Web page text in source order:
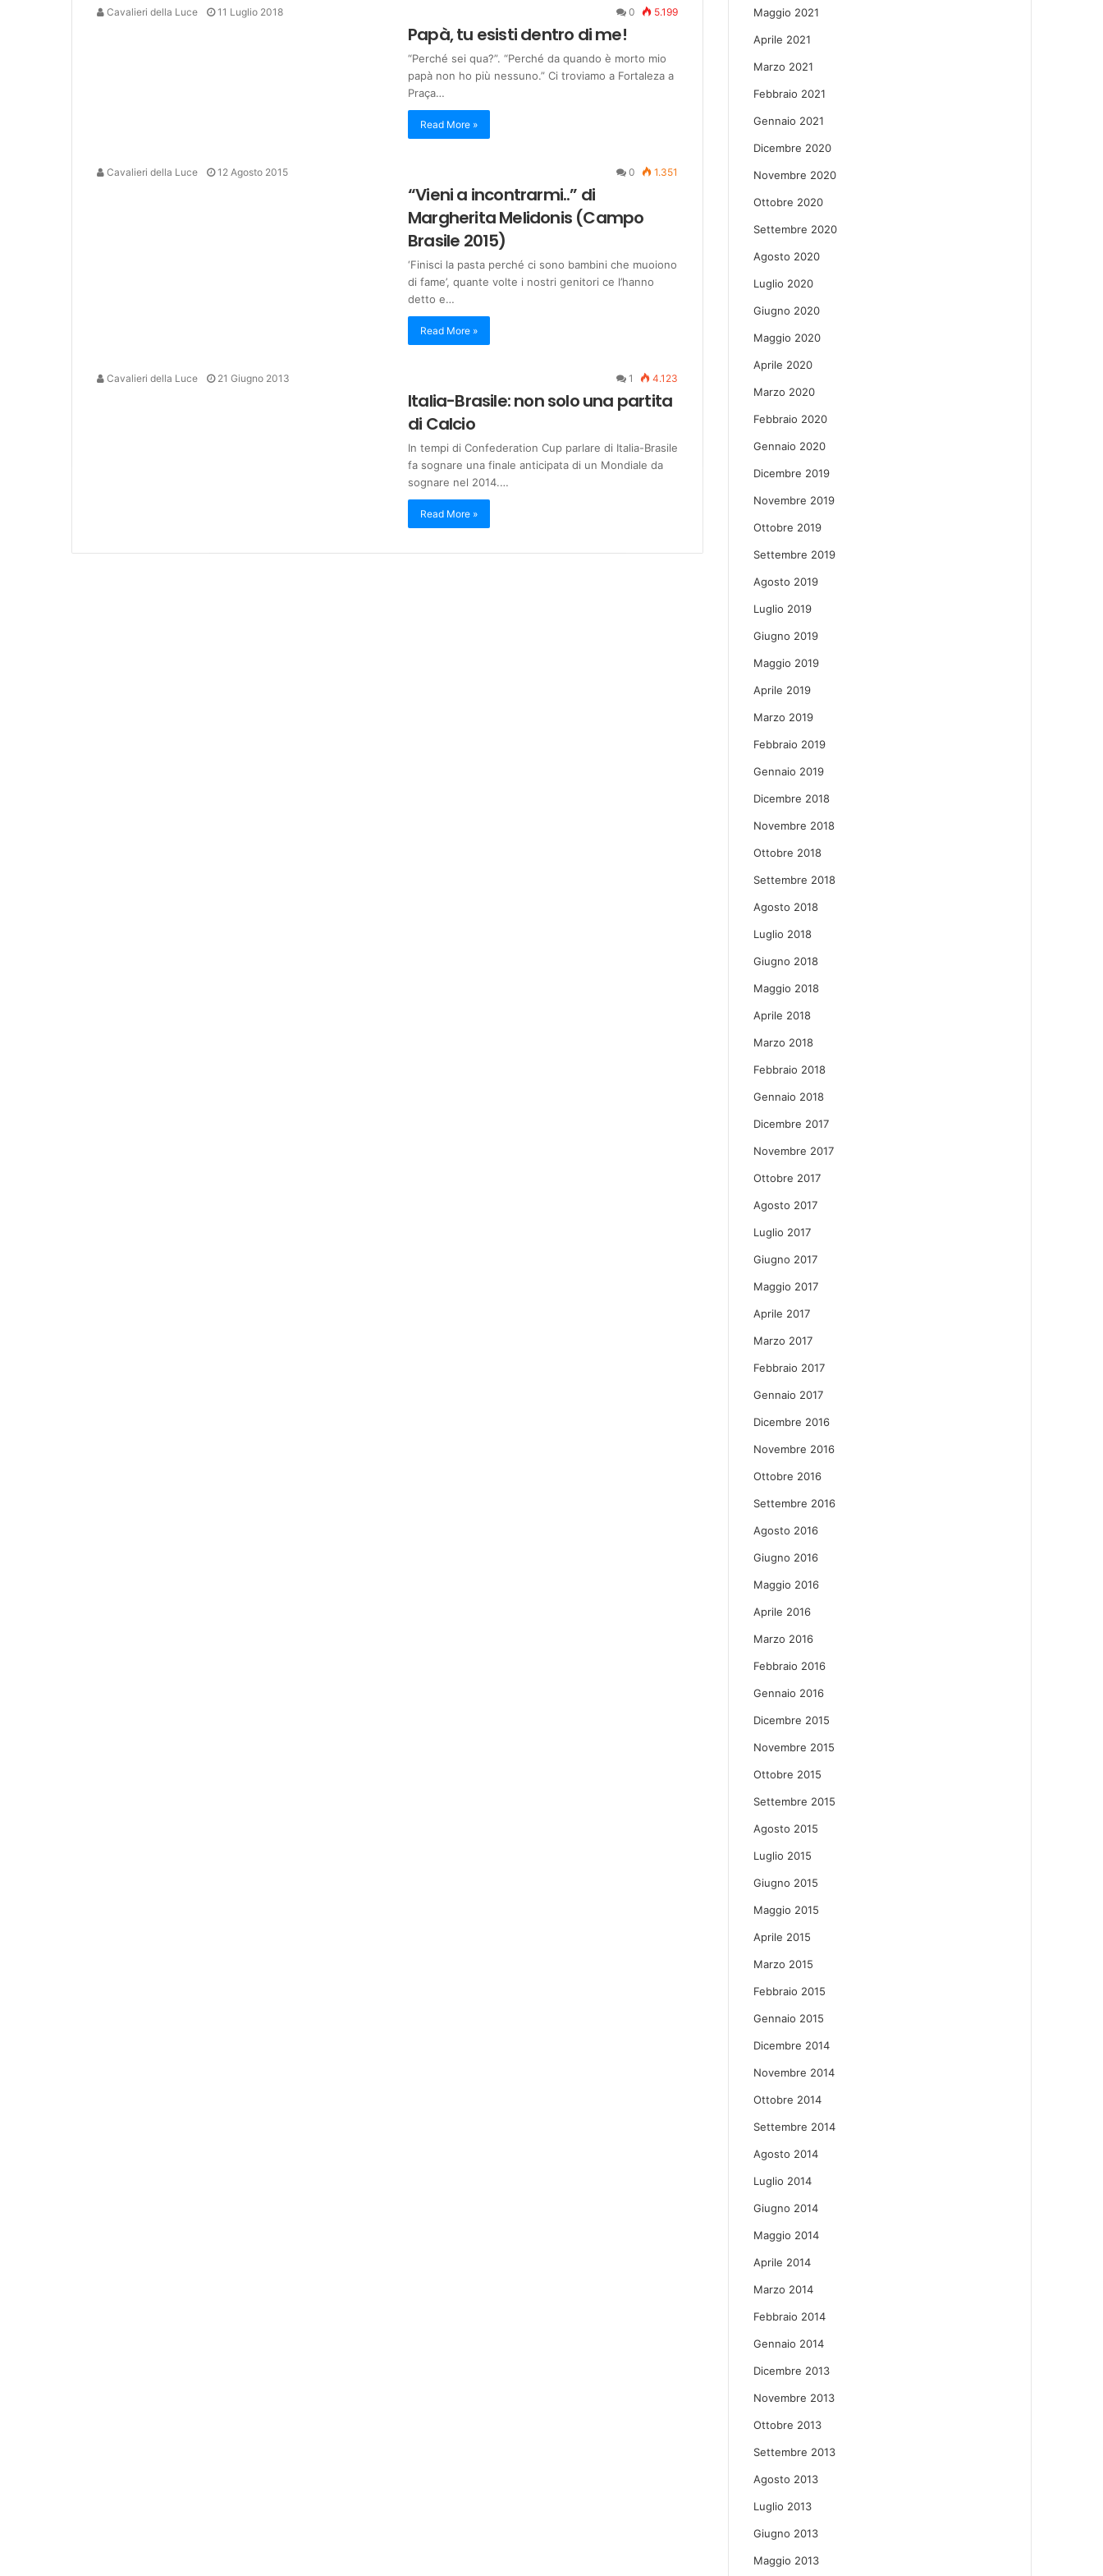
Cavalieri della Luce 11 Luglio 2018 0 5.199
Papà, tu esisti dentro di me!
“Perché sei qua?”. “Perché da quando è morto mio
papà non ho più nessuno.” Ci troviamo a Fortaleza a
Praça…
Read More »
Cavalieri della Luce 12 Agosto 2015 0 1.351
“Vieni a incontrarmi..” di
Margherita Melidonis (Campo
Brasile 2015)
‘Finisci la pasta perché ci sono bambini che muoiono
di fame’, quante volte i nostri genitori ce l’hanno
detto e…
Read More »
Cavalieri della Luce 21 Giugno 2013 1 4.123
Italia-Brasile: non solo una partita
di Calcio
In tempi di Confederation Cup parlare di Italia-Brasile
fa sognare una finale anticipata di un Mondiale da
sognare nel 2014.…
Read More »
Maggio 2021
Aprile 2021
Marzo 2021
Febbraio 2021
Gennaio 2021
Dicembre 2020
Novembre 2020
Ottobre 2020
Settembre 2020
Agosto 2020
Luglio 2020
Giugno 2020
Maggio 2020
Aprile 2020
Marzo 2020
Febbraio 2020
Gennaio 2020
Dicembre 2019
Novembre 2019
Ottobre 2019
Settembre 2019
Agosto 2019
Luglio 2019
Giugno 2019
Maggio 2019
Aprile 2019
Marzo 2019
Febbraio 2019
Gennaio 2019
Dicembre 2018
Novembre 2018
Ottobre 2018
Settembre 2018
Agosto 2018
Luglio 2018
Giugno 2018
Maggio 2018
Aprile 2018
Marzo 2018
Febbraio 2018
Gennaio 2018
Dicembre 2017
Novembre 2017
Ottobre 2017
Agosto 2017
Luglio 2017
Giugno 2017
Maggio 2017
Aprile 2017
Marzo 2017
Febbraio 2017
Gennaio 2017
Dicembre 2016
Novembre 2016
Ottobre 2016
Settembre 2016
Agosto 2016
Giugno 2016
Maggio 2016
Aprile 2016
Marzo 2016
Febbraio 2016
Gennaio 2016
Dicembre 2015
Novembre 2015
Ottobre 2015
Settembre 2015
Agosto 2015
Luglio 2015
Giugno 2015
Maggio 2015
Aprile 2015
Marzo 2015
Febbraio 2015
Gennaio 2015
Dicembre 2014
Novembre 2014
Ottobre 2014
Settembre 2014
Agosto 2014
Luglio 2014
Giugno 2014
Maggio 2014
Aprile 2014
Marzo 2014
Febbraio 2014
Gennaio 2014
Dicembre 2013
Novembre 2013
Ottobre 2013
Settembre 2013
Agosto 2013
Luglio 2013
Giugno 2013
Maggio 2013